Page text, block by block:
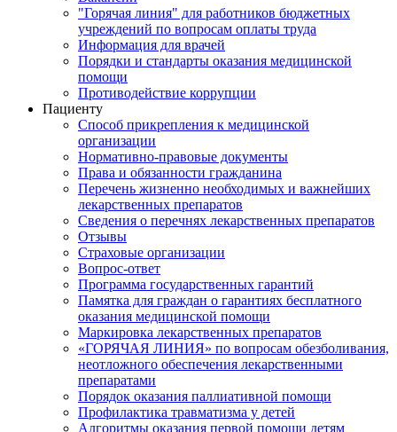
"Горячая линия" для работников бюджетных
учреждений по вопросам оплаты труда
Информация для врачей
Порядки и стандарты оказания медицинской
помощи
Противодействие коррупции
Пациенту
Способ прикрепления к медицинской
организации
Нормативно-правовые документы
Права и обязанности гражданина
Перечень жизненно необходимых и важнейших
лекарственных препаратов
Сведения о перечнях лекарственных препаратов
Отзывы
Страховые организации
Вопрос-ответ
Программа государственных гарантий
Памятка для граждан о гарантиях бесплатного
оказания медицинской помощи
Маркировка лекарственных препаратов
«ГОРЯЧАЯ ЛИНИЯ» по вопросам обезболивания,
неотложного обеспечения лекарственными
препаратами
Порядок оказания паллиативной помощи
Профилактика травматизма у детей
Алгоритмы оказания первой помощи детям